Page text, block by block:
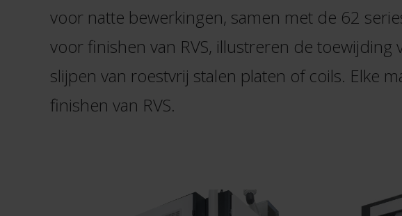
voor natte bewerkingen, samen met de 62
voor finishen van RVS, illustreren de
slijpen van roestvrij stalen platen of coils. Elke
finishen van RVS.